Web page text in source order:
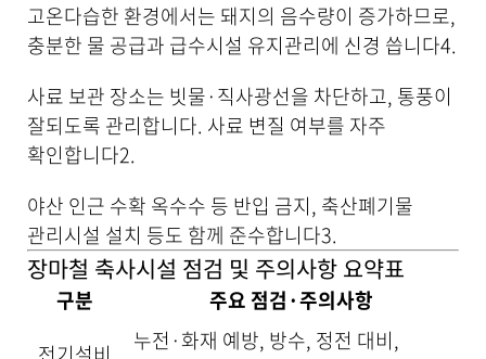
고온다습한 환경에서는 돼지의 음수량이 증가하므로,
충분한 물 공급과 급수시설 유지관리에 신경 씁니다4.
사료 보관 장소는 빗물·직사광선을 차단하고, 통풍이
잘되도록 관리합니다. 사료 변질 여부를 자주
확인합니다2.
야산 인근 수확 옥수수 등 반입 금지, 축산폐기물
관리시설 설치 등도 함께 준수합니다3.
장마철 축사시설 점검 및 주의사항 요약표
구분
주요 점검·주의사항
누전·화재 예방, 방수, 정전 대비,